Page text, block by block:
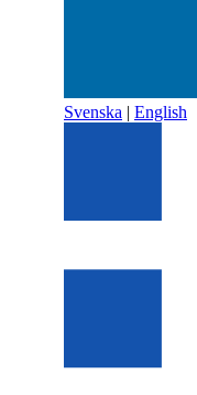
Svenska | English